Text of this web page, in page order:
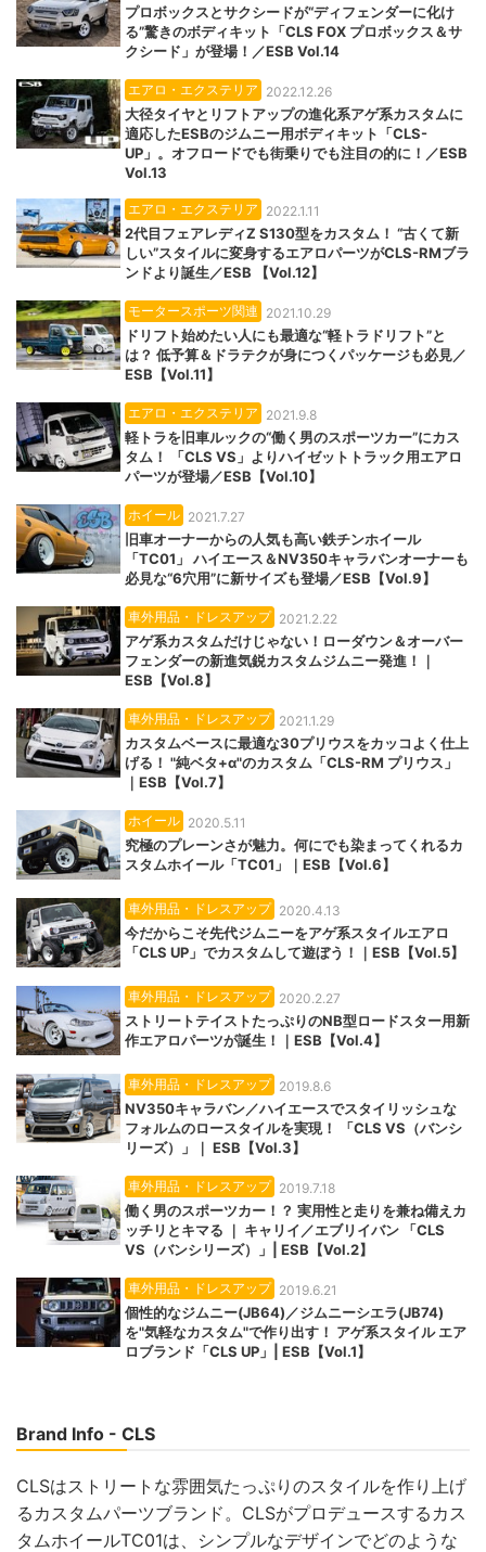
プロボックスとサクシードが“ディフェンダーに化け
る”驚きのボディキット「CLS FOX プロボックス＆サ
クシード」が登場！／ESB Vol.14
エアロ・エクステリア 2022.12.26
大径タイヤとリフトアップの進化系アゲ系カスタムに
適応したESBのジムニー用ボディキット「CLS-
UP」。オフロードでも街乗りでも注目の的に！／ESB
Vol.13
エアロ・エクステリア 2022.1.11
2代目フェアレディZ S130型をカスタム！ “古くて新
しい”スタイルに変身するエアロパーツがCLS-RMブラ
ンドより誕生／ESB 【Vol.12】
モータースポーツ関連 2021.10.29
ドリフト始めたい人にも最適な“軽トラドリフト”と
は？ 低予算＆ドラテクが身につくパッケージも必見／
ESB【Vol.11】
エアロ・エクステリア 2021.9.8
軽トラを旧車ルックの“働く男のスポーツカー”にカス
タム！ 「CLS VS」よりハイゼットトラック用エアロ
パーツが登場／ESB【Vol.10】
ホイール 2021.7.27
旧車オーナーからの人気も高い鉄チンホイール
「TC01」 ハイエース＆NV350キャラバンオーナーも
必見な“6穴用”に新サイズも登場／ESB【Vol.9】
車外用品・ドレスアップ 2021.2.22
アゲ系カスタムだけじゃない！ローダウン＆オーバー
フェンダーの新進気鋭カスタムジムニー発進！｜
ESB【Vol.8】
車外用品・ドレスアップ 2021.1.29
カスタムベースに最適な30プリウスをカッコよく仕上
げる！ "純ベタ+α"のカスタム「CLS-RM プリウス」
｜ESB【Vol.7】
ホイール 2020.5.11
究極のプレーンさが魅力。何にでも染まってくれるカ
スタムホイール「TC01」｜ESB【Vol.6】
車外用品・ドレスアップ 2020.4.13
今だからこそ先代ジムニーをアゲ系スタイルエアロ
「CLS UP」でカスタムして遊ぼう！｜ESB【Vol.5】
車外用品・ドレスアップ 2020.2.27
ストリートテイストたっぷりのNB型ロードスター用新
作エアロパーツが誕生！｜ESB【Vol.4】
車外用品・ドレスアップ 2019.8.6
NV350キャラバン／ハイエースでスタイリッシュな
フォルムのロースタイルを実現！ 「CLS VS（バンシ
リーズ）」｜ ESB【Vol.3】
車外用品・ドレスアップ 2019.7.18
働く男のスポーツカー！？ 実用性と走りを兼ね備えカ
ッチリとキマる ｜ キャリイ／エブリイバン 「CLS
VS（バンシリーズ）」| ESB【Vol.2】
車外用品・ドレスアップ 2019.6.21
個性的なジムニー(JB64)／ジムニーシエラ(JB74)
を"気軽なカスタム"で作り出す！ アゲ系スタイル エア
ロブランド「CLS UP」| ESB【Vol.1】
Brand Info - CLS
CLSはストリートな雰囲気たっぷりのスタイルを作り上げ
るカスタムパーツブランド。CLSがプロデュースするカス
タムホイールTC01は、シンプルなデザインでどのような